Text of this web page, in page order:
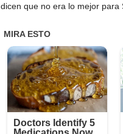
dicen que no era lo mejor para